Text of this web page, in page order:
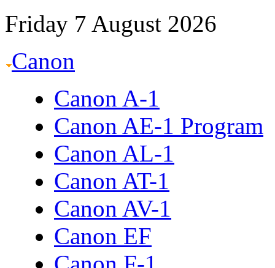
Friday 7 August 2026
Canon
Canon A-1
Canon AE-1 Program
Canon AL-1
Canon AT-1
Canon AV-1
Canon EF